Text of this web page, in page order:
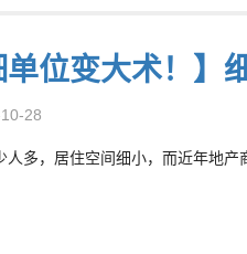
单位变大术！
28
人多，居住空间细小，而近年地